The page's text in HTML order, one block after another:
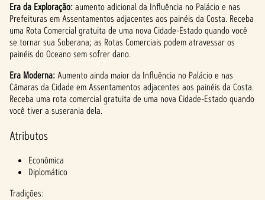
jogar,
você
conco
rda
com
a
políti
ca de
priva
e do
bee
com
a
Era da Exploração:aumento adicional da Influência no Palácio e nas
Prefeituras em Assentamentos adjacentes aos painéis da Costa. Receba
uma Rota Comercial gratuita de uma nova Cidade-Estado quando você
se tornar sua Soberana; as Rotas Comerciais podem atravessar os
painéis do Oceano sem sofrer dano.
Era Moderna:Aumento ainda maior da Influência no Palácio e nas
Câmaras da Cidade em Assentamentos adjacentes aos painéis da Costa.
Receba uma rota comercial gratuita de uma nova Cidade-Estado quando
você tiver a suserania dela.
Atributos
Econômica
Diplomático
Tradições: